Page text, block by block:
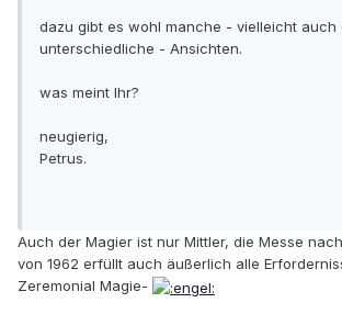
dazu gibt es wohl manche - vielleicht auch
unterschiedliche - Ansichten.
was meint Ihr?
neugierig,
Petrus.
Auch der Magier ist nur Mittler, die Messe
von 1962 erfüllt auch äußerlich alle
Zeremonial Magie-